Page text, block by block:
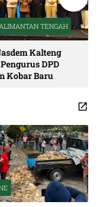
TENGAH
Kalteng
DPD
Kobar Baru